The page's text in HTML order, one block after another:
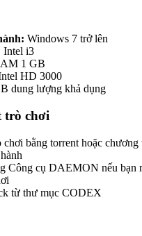
Windows 7 trở lên
Intel i3
1 GB
HD 3000
dung lượng khả dụng
trò chơi
chơi bằng torrent hoặc
Công cụ DAEMON nếu bạn
từ thư mục CODEX